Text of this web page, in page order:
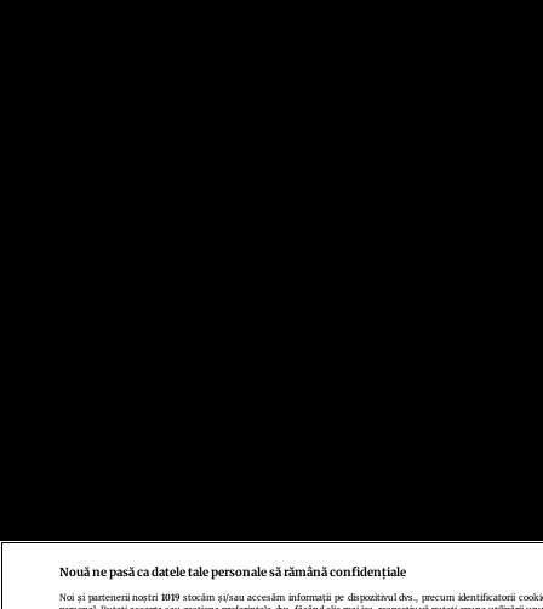
Nouă ne pasă ca datele tale personale să rămână confidențiale
Noi și partenerii noștri 1019 stocăm și/sau accesăm informații pe dispozitivul dvs., precum identificatorii